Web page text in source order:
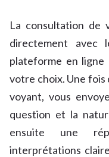
La consultation de
directement avec
plateforme en ligne
votre choix. Une fois
voyant, vous
question et la
ensuite une
interprétations